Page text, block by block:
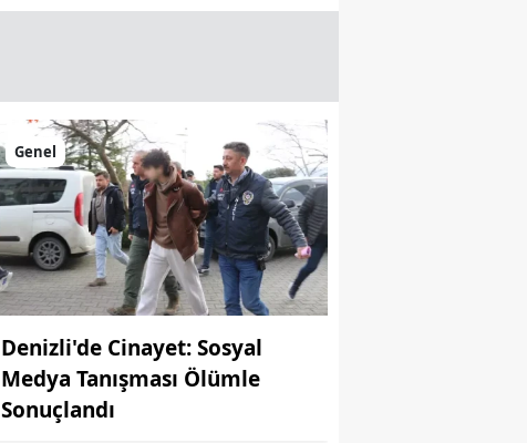
Genel
Denizli'de Cinayet: Sosyal
Medya Tanışması Ölümle
Sonuçlandı